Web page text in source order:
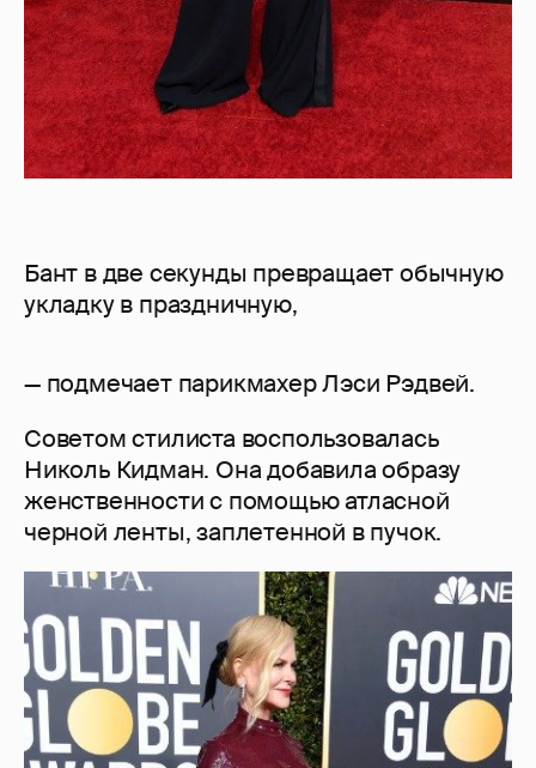
Бант в две секунды превращает обычную
укладку в праздничную,
— подмечает парикмахер Лэси Рэдвей.
Советом стилиста воспользовалась
Николь Кидман. Она добавила образу
женственности с помощью атласной
черной ленты, заплетенной в пучок.